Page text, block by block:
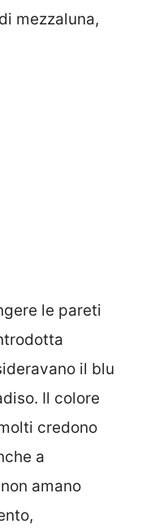
mezzaluna,
le pareti
il blu
Il colore
credono
a
amano